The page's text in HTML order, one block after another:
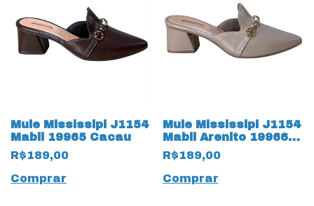
Mule Mississipi J1154
Mabli 19965 Cacau
R$189,00
Comprar
Mule Mississipi J1154
Mabli Arenito 19966
Bege
R$189,00
Comprar